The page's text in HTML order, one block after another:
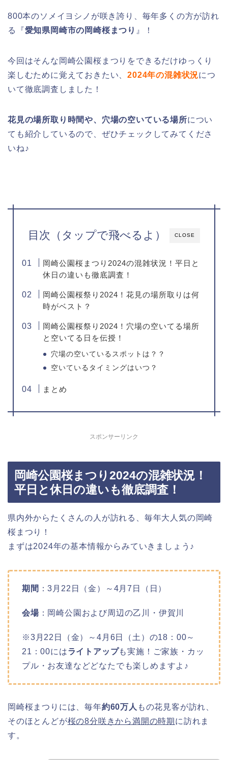
800本のソメイヨシノが咲き誇り、毎年多くの方が訪れ
る『 愛知県岡崎市の岡崎桜まつり 』！
今回はそんな岡崎公園桜まつりをできるだけゆっくり
楽しむために覚えておきたい、2024年の混雑状況につ
いて徹底調査しました！
花見の場所取り時間や、穴場の空いている場所につい
ても紹介しているので、ぜひチェックしてみてくださ
いね♪
CLOSE
目次（タップで飛べるよ）
岡崎公園桜まつり2024の混雑状況！平日と
休日の違いも徹底調査！
岡崎公園桜祭り2024！花見の場所取りは何
時がベスト？
岡崎公園桜祭り2024！穴場の空いてる場所
と空いてる日を伝授！
穴場の空いているスポットは？？
空いているタイミングはいつ？
まとめ
スポンサーリンク
岡崎公園桜まつり2024の混雑状況！
平日と休日の違いも徹底調査！
県内外からたくさんの人が訪れる、毎年大人気の岡崎
桜まつり！
まずは2024年の基本情報からみていきましょう♪
期間 ：3月22日（金）～4月7日（日）
会場：岡崎公園および周辺の乙川・伊賀川
※3月22日（金）～4月6日（土）の18：00～
21：00にはライトアップも実施！ご家族・カッ
プル・お友達などどなたでも楽しめますよ♪
岡崎桜まつりには、毎年約60万人 もの花見客が訪れ、
そのほとんどが桜の8分咲きから満開の時期 に訪れま
す。